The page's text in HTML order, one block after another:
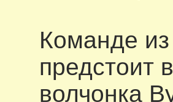
Команде
предстоит
волчонка